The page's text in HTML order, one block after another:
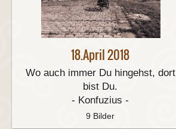
18.April 2018
Wo auch immer Du hingehst, dort
bist Du.
- Konfuzius -
9 Bilder